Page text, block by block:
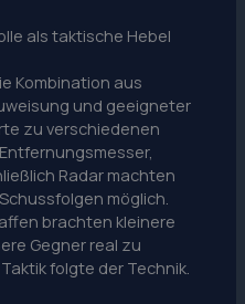
als taktische Hebel
Kombination aus
und geeigneter
zu verschiedenen
Radar machten
möglich.
brachten kleinere
Gegner real zu
folgte der Technik.